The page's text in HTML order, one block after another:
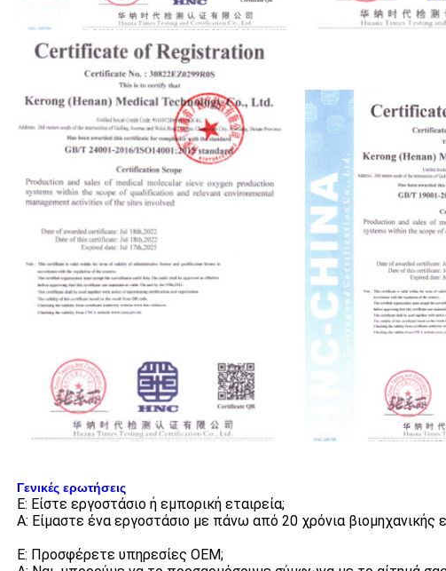
Γενικές ερωτήσεις
Ε: Είστε εργοστάσιο ή εμπορική εταιρεία;
Α: Είμαστε ένα εργοστάσιο με πάνω από 20 χρόνια βιομηχανικής
Ε: Προσφέρετε υπηρεσίες OEM;